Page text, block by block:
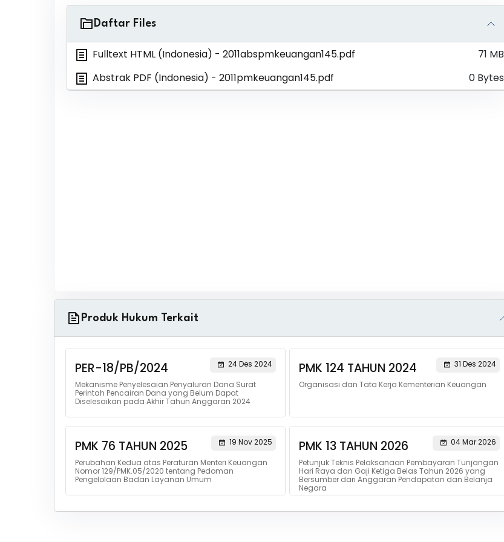
Daftar Files
Fulltext HTML (Indonesia) - 2011abspmkeuangan145.pdf
71 MB
Abstrak PDF (Indonesia) - 2011pmkeuangan145.pdf 0 Bytes
Produk Hukum Terkait
PER-18/PB/2024
24 Des 2024
Mekanisme Penyelesaian Penyaluran Dana Surat
Perintah Pencairan Dana yang Belum Dapat
Diselesaikan pada Akhir Tahun Anggaran 2024
PMK 124 TAHUN 2024
31 Des 2024
Organisasi dan Tata Kerja Kementerian Keuangan
PMK 76 TAHUN 2025
19 Nov 2025
Perubahan Kedua atas Peraturan Menteri Keuangan
Nomor 129/PMK.05/2020 tentang Pedoman
Pengelolaan Badan Layanan Umum
PMK 13 TAHUN 2026
04 Mar 2026
Petunjuk Teknis Pelaksanaan Pembayaran Tunjangan
Hari Raya dan Gaji Ketiga Belas Tahun 2026 yang
Bersumber dari Anggaran Pendapatan dan Belanja
Negara